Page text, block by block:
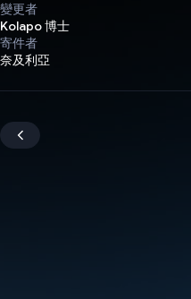
變更者
Kolapo 博士
寄件者
奈及利亞